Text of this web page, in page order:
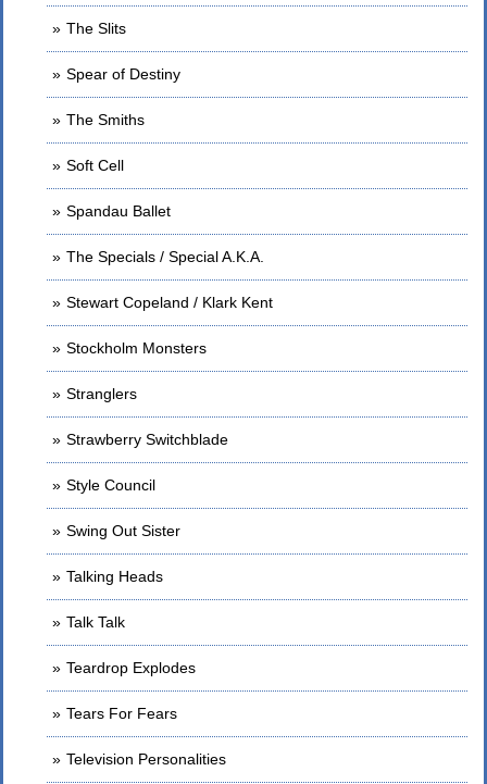
The Slits
Spear of Destiny
The Smiths
Soft Cell
Spandau Ballet
The Specials / Special A.K.A.
Stewart Copeland / Klark Kent
Stockholm Monsters
Stranglers
Strawberry Switchblade
Style Council
Swing Out Sister
Talking Heads
Talk Talk
Teardrop Explodes
Tears For Fears
Television Personalities